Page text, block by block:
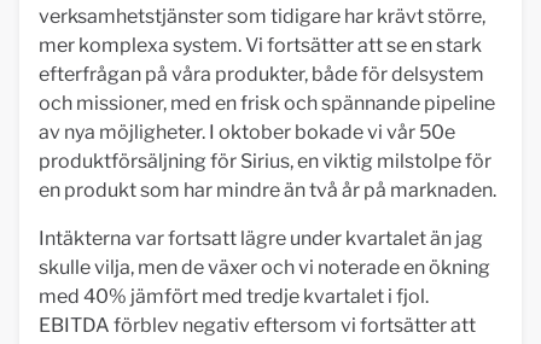
verksamhetstjänster som tidigare har krävt större,
mer komplexa system. Vi fortsätter att se en stark
efterfrågan på våra produkter, både för delsystem
och missioner, med en frisk och spännande pipeline
av nya möjligheter. I oktober bokade vi vår 50e
produktförsäljning för Sirius, en viktig milstolpe för
en produkt som har mindre än två år på marknaden.
Intäkterna var fortsatt lägre under kvartalet än jag
skulle vilja, men de växer och vi noterade en ökning
med 40% jämfört med tredje kvartalet i fjol.
EBITDA förblev negativ eftersom vi fortsätter att